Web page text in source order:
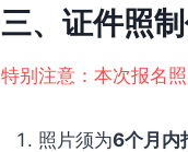
三、证件照
特别注意：本次报名
照片须为6个月内